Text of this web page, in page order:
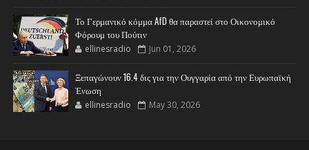
Το Γερμανικό κόμμα AfD θα παραστεί στο Οικονομικό
Φόρουμ του Πούτιν
ellinesradio Jun 01, 2026
Ξεπαγώνουν 16.4 δις για την Ουγγαρία από την Ευρωπαϊκή
Ένωση
ellinesradio May 30, 2026